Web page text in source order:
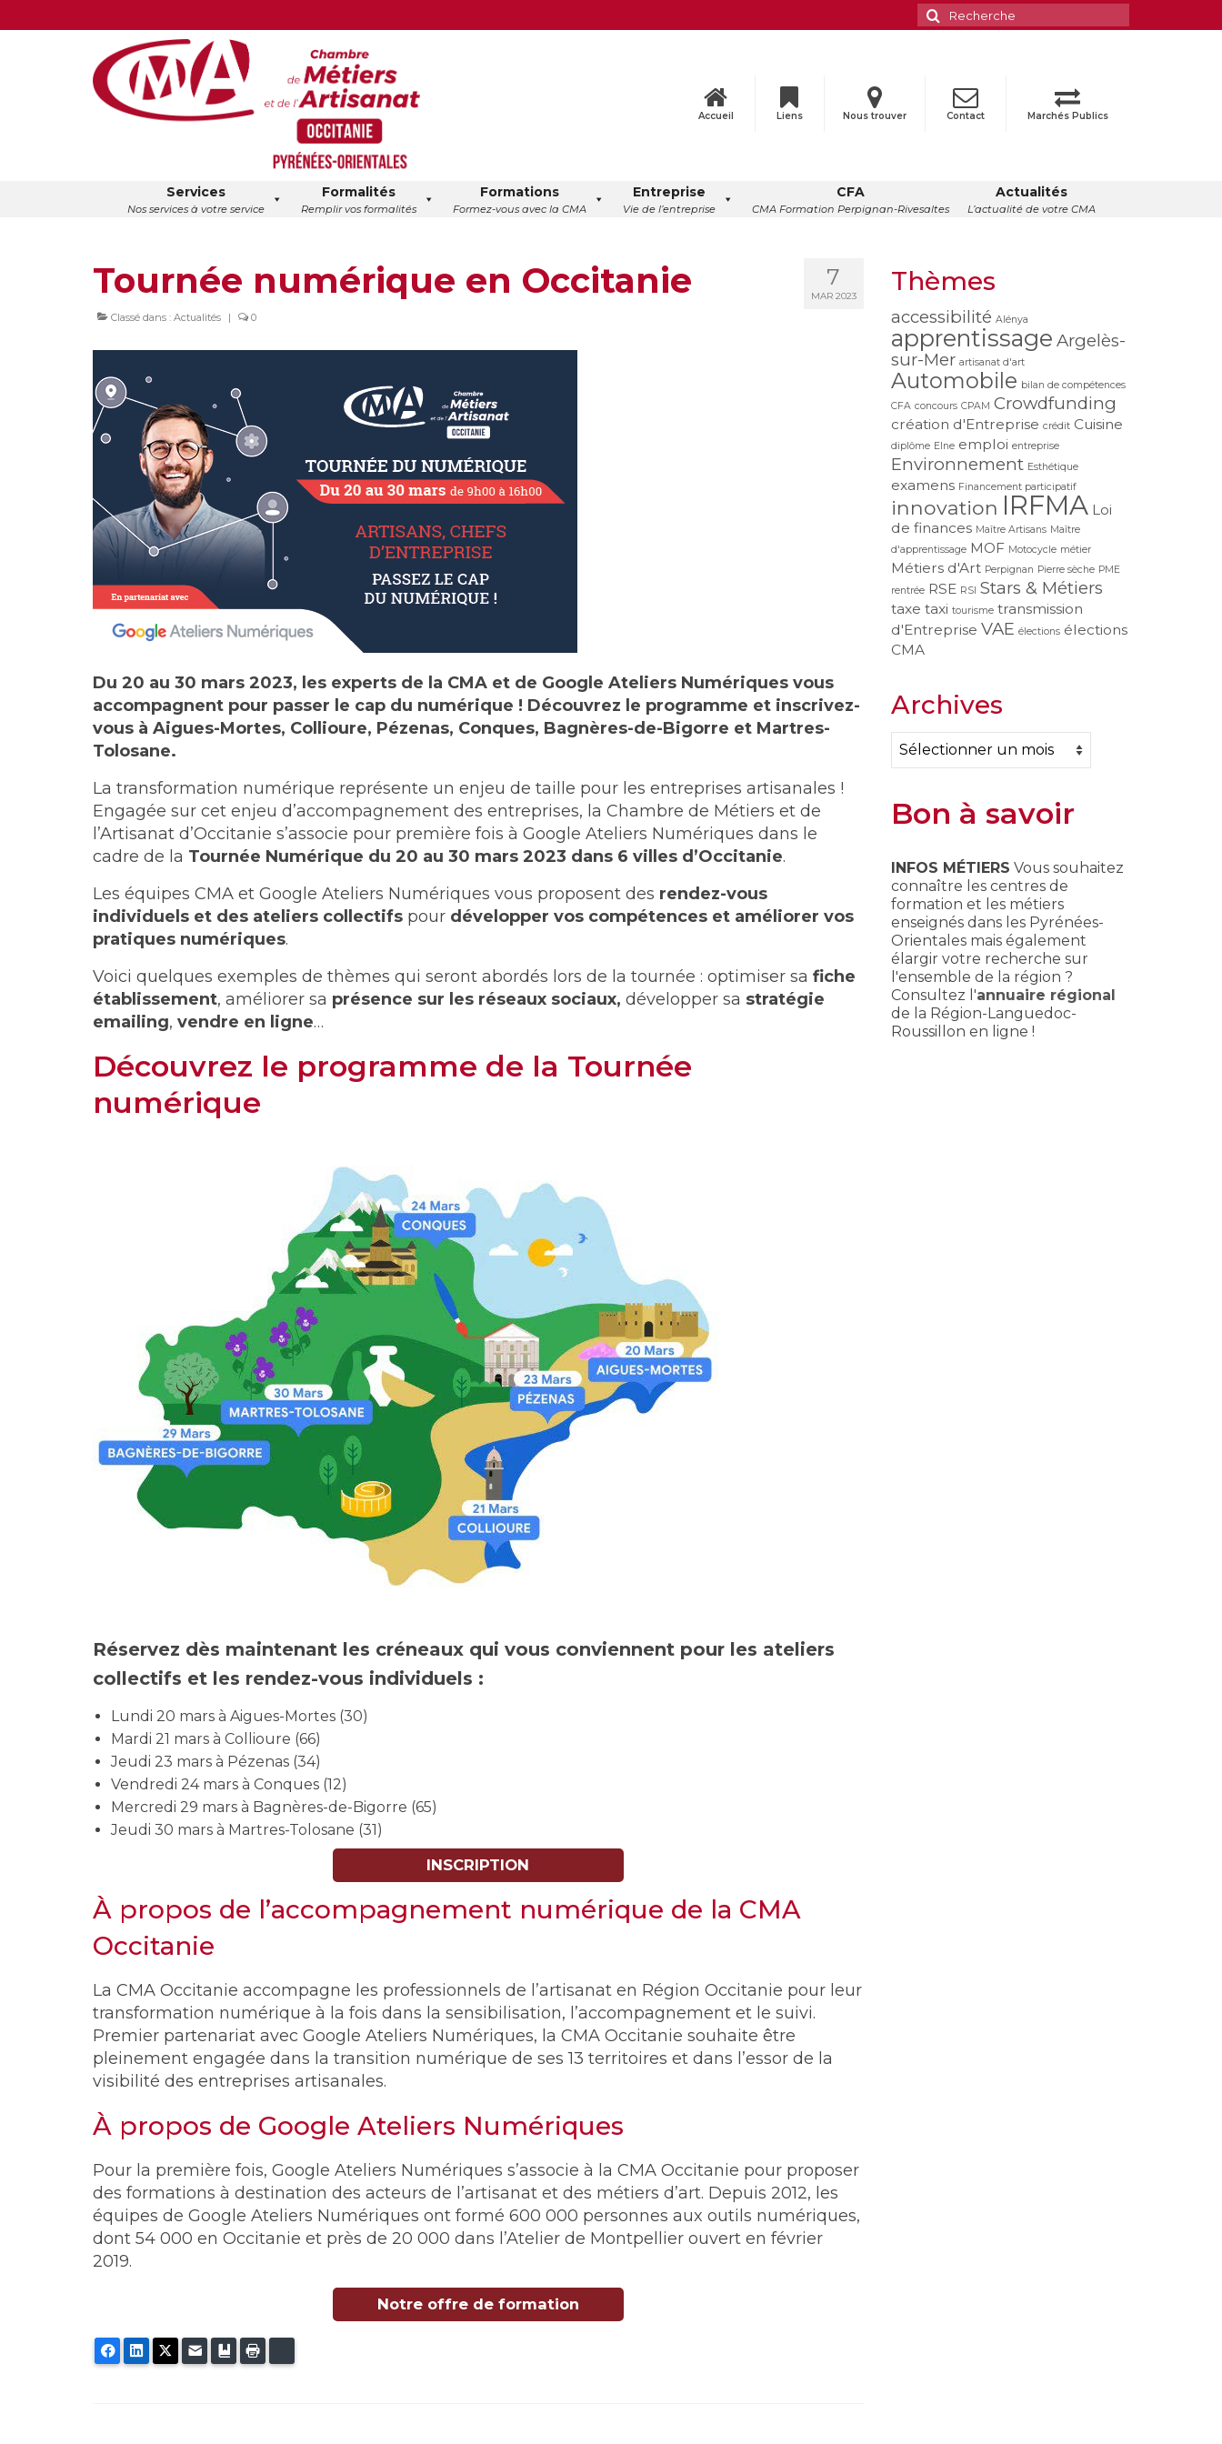
Rechercher
:
Accueil Liens Nous trouver Contact Marchés Publics
Services
Nos services à votre service
Formalités
Remplir vos formalités
Formations
Formez-vous avec la CMA
Entreprise
Vie de l’entreprise
CFA
CMA Formation Perpignan-Rivesaltes
Actualités
L’actualité de votre CMA
7
MAR 2023
Tournée numérique en Occitanie
Classé dans : Actualités | 0
Du 20 au 30 mars 2023, les experts de la CMA et de Google Ateliers Numériques vous
accompagnent pour passer le cap du numérique ! Découvrez le programme et inscrivez-
vous à Aigues-Mortes, Collioure, Pézenas, Conques, Bagnères-de-Bigorre et Martres-
Tolosane.
La transformation numérique représente un enjeu de taille pour les entreprises artisanales !
Engagée sur cet enjeu d’accompagnement des entreprises, la Chambre de Métiers et de
l’Artisanat d’Occitanie s’associe pour première fois à Google Ateliers Numériques dans le
cadre de la Tournée Numérique du 20 au 30 mars 2023 dans 6 villes d’Occitanie.
Les équipes CMA et Google Ateliers Numériques vous proposent des rendez-vous
individuels et des ateliers collectifs pour développer vos compétences et améliorer vos
pratiques numériques.
Voici quelques exemples de thèmes qui seront abordés lors de la tournée : optimiser sa fiche
établissement, améliorer sa présence sur les réseaux sociaux, développer sa stratégie
emailing, vendre en ligne…
Découvrez le programme de la Tournée
numérique
Réservez dès maintenant les créneaux qui vous conviennent pour les ateliers
collectifs et les rendez-vous individuels :
Lundi 20 mars à Aigues-Mortes (30)
Mardi 21 mars à Collioure (66)
Jeudi 23 mars à Pézenas (34)
Vendredi 24 mars à Conques (12)
Mercredi 29 mars à Bagnères-de-Bigorre (65)
Jeudi 30 mars à Martres-Tolosane (31)
INSCRIPTION
À propos de l’accompagnement numérique de la CMA
Occitanie
La CMA Occitanie accompagne les professionnels de l’artisanat en Région Occitanie pour leur
transformation numérique à la fois dans la sensibilisation, l’accompagnement et le suivi.
Premier partenariat avec Google Ateliers Numériques, la CMA Occitanie souhaite être
pleinement engagée dans la transition numérique de ses 13 territoires et dans l’essor de la
visibilité des entreprises artisanales.
À propos de Google Ateliers Numériques
Pour la première fois, Google Ateliers Numériques s’associe à la CMA Occitanie pour proposer
des formations à destination des acteurs de l’artisanat et des métiers d’art. Depuis 2012, les
équipes de Google Ateliers Numériques ont formé 600 000 personnes aux outils numériques,
dont 54 000 en Occitanie et près de 20 000 dans l’Atelier de Montpellier ouvert en février
2019.
Notre offre de formation
FacebookLinkedInTwitter
E-mail Ajouter aux favoris
Thèmes
accessibilité Alénya
apprentissage Argelès-
sur-Mer artisanat d'art
Automobile bilan de compétences
CFA concours CPAM Crowdfunding
création d'Entreprise crédit Cuisine
diplôme Elne emploi entreprise
Environnement Esthétique
examens Financement participatif
innovation IRFMA Loi
de finances Maître Artisans Maître
d'apprentissage MOF Motocycle métier
Métiers d'Art Perpignan Pierre sèche PME
rentrée RSE RSI Stars & Métiers
taxe taxi tourisme transmission
d'Entreprise VAE élections élections
CMA
Archives
Archives
Bon à savoir
INFOS MÉTIERS Vous souhaitez
connaître les centres de
formation et les métiers
enseignés dans les Pyrénées-
Orientales mais également
élargir votre recherche sur
l'ensemble de la région ?
Consultez l'annuaire régional
de la Région-Languedoc-
Roussillon en ligne !